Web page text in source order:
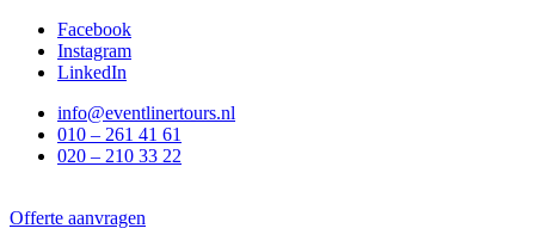
naar
Facebook
Instagram
LinkedIn
info@eventlinertours.nl
010 – 261 41 61
020 – 210 33 22
Offerte aanvragen